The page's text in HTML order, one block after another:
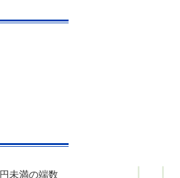
未満の端数